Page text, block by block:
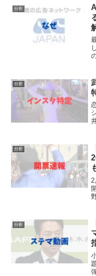
分析
分析
分析
分析